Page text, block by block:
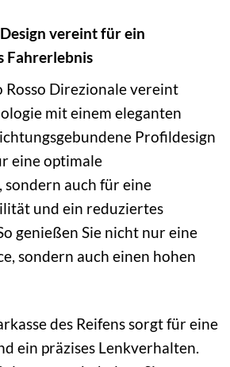
vereint für ein
Fahrerlebnis
Rosso Direzionale vereint
mit einem eleganten
Profildesign
eine optimale
sondern auch für eine
und ein reduziertes
genießen Sie nicht nur eine
sondern auch einen hohen
des Reifens sorgt für eine
ein präzises Lenkverhalten.